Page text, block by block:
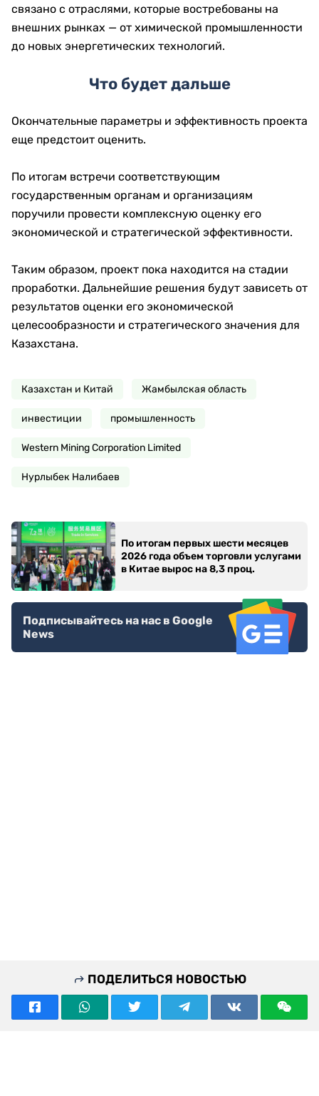
связано с отраслями, которые востребованы на
внешних рынках — от химической промышленности
до новых энергетических технологий.
Что будет дальше
Окончательные параметры и эффективность проекта
еще предстоит оценить.
По итогам встречи соответствующим
государственным органам и организациям
поручили провести комплексную оценку его
экономической и стратегической эффективности.
Таким образом, проект пока находится на стадии
проработки. Дальнейшие решения будут зависеть от
результатов оценки его экономической
целесообразности и стратегического значения для
Казахстана.
Казахстан и Китай Жамбылская область
инвестиции промышленность
Western Mining Corporation Limited
Нурлыбек Налибаев
По итогам первых шести месяцев
2026 года объем торговли услугами
в Китае вырос на 8,3 проц.
Подписывайтесь на нас в Google
News
ПОДЕЛИТЬСЯ НОВОСТЬЮ